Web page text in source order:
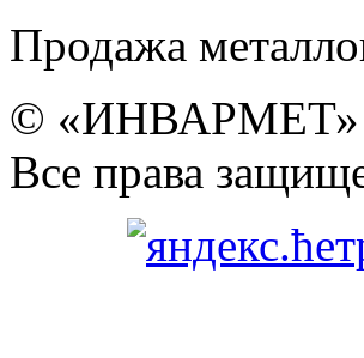
Продажа
© «ИНВАРМЕТ»
Все права